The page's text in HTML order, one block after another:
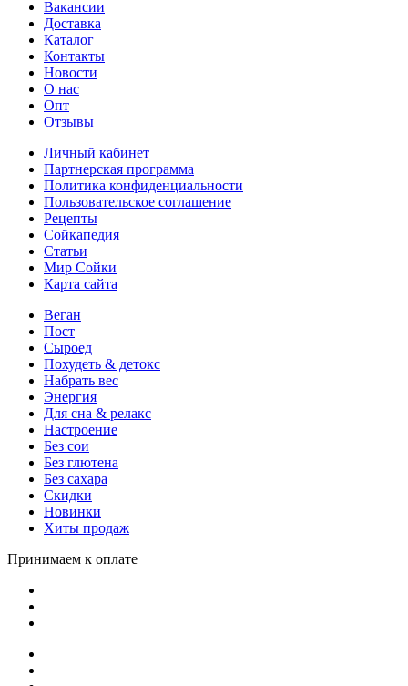
Вакансии
Доставка
Каталог
Контакты
Новости
О нас
Опт
Отзывы
Личный кабинет
Партнерская программа
Политика конфиденциальности
Пользовательское соглашение
Рецепты
Сойкапедия
Статьи
Мир Сойки
Карта сайта
Веган
Пост
Сыроед
Похудеть & детокс
Набрать вес
Энергия
Для сна & релакс
Настроение
Без сои
Без глютена
Без сахара
Скидки
Новинки
Хиты продаж
Принимаем к оплате